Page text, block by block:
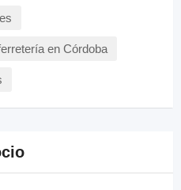
en Córdoba